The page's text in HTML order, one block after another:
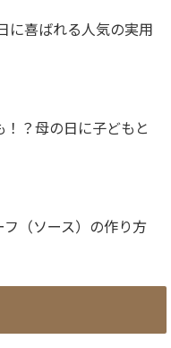
に喜ばれる人気の実用
？母の日に子どもと
フ（ソース）の作り方